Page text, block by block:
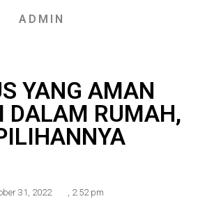
ADMIN
YANG AMAN
DALAM RUMAH,
31, 2022 2:52 pm